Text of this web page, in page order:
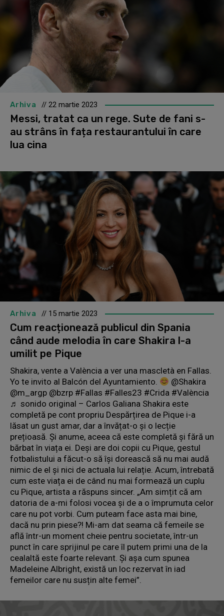
Arhiva // 22 martie 2023
Messi, tratat ca un rege. Sute de fani s-
au strâns în fața restaurantului în care
lua cina
Arhiva // 15 martie 2023
Cum reacționează publicul din Spania
când aude melodia în care Shakira l-a
umilit pe Pique
Shakira, vente a València a ver una mascletà en Fallas.
Yo te invito al Balcón del Ayuntamiento.
@Shakira
@m_argp @bzrp #Fallas #Falles23 #Crida #València
♬ sonido original – Carlos Galiana Shakira este
completă pe cont propriu Despărțirea de Pique i-a
lăsat un gust amar, dar a învățat-o și o lecție
prețioasă. Și anume, aceea că este completă și fără un
bărbat în viața ei. Deși are doi copii cu Pique, gestul
fotbalistului a făcut-o să își dorească să nu mai audă
nimic de el și nici de actuala lui relație. Acum, întrebată
cum este viața ei de când nu mai formează un cuplu
cu Pique, artista a răspuns sincer. „Am simțit că am
datoria de a-mi folosi vocea și de a o împrumuta celor
care nu pot vorbi. Cum puteam face asta mai bine,
dacă nu prin piese?! Mi-am dat seama că femeile se
află într-un moment cheie pentru societate, într-un
punct în care sprijinul pe care îl putem primi una de la
cealaltă este foarte relevant. Și așa cum spunea
Madeleine Albright, există un loc rezervat în iad
femeilor care nu susțin alte femei”.